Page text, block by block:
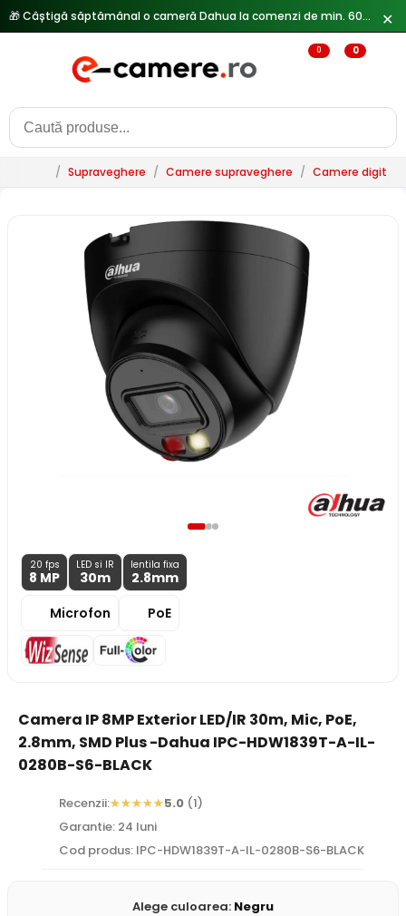
✕
0 0
/ Supraveghere / Camere supraveghere / Camere digitale
20 fps
8 MP
LED si IR
30m
lentila fixa
2.8mm
Microfon
PoE
Camera IP 8MP Exterior LED/IR 30m, Mic, PoE,
2.8mm, SMD Plus -Dahua IPC-HDW1839T-A-IL-
0280B-S6-BLACK
Recenzii: 5.0 (1)
Garantie: 24 luni
Cod produs: IPC-HDW1839T-A-IL-0280B-S6-BLACK
Alege culoarea: Negru